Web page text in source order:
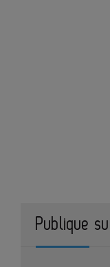
Publique